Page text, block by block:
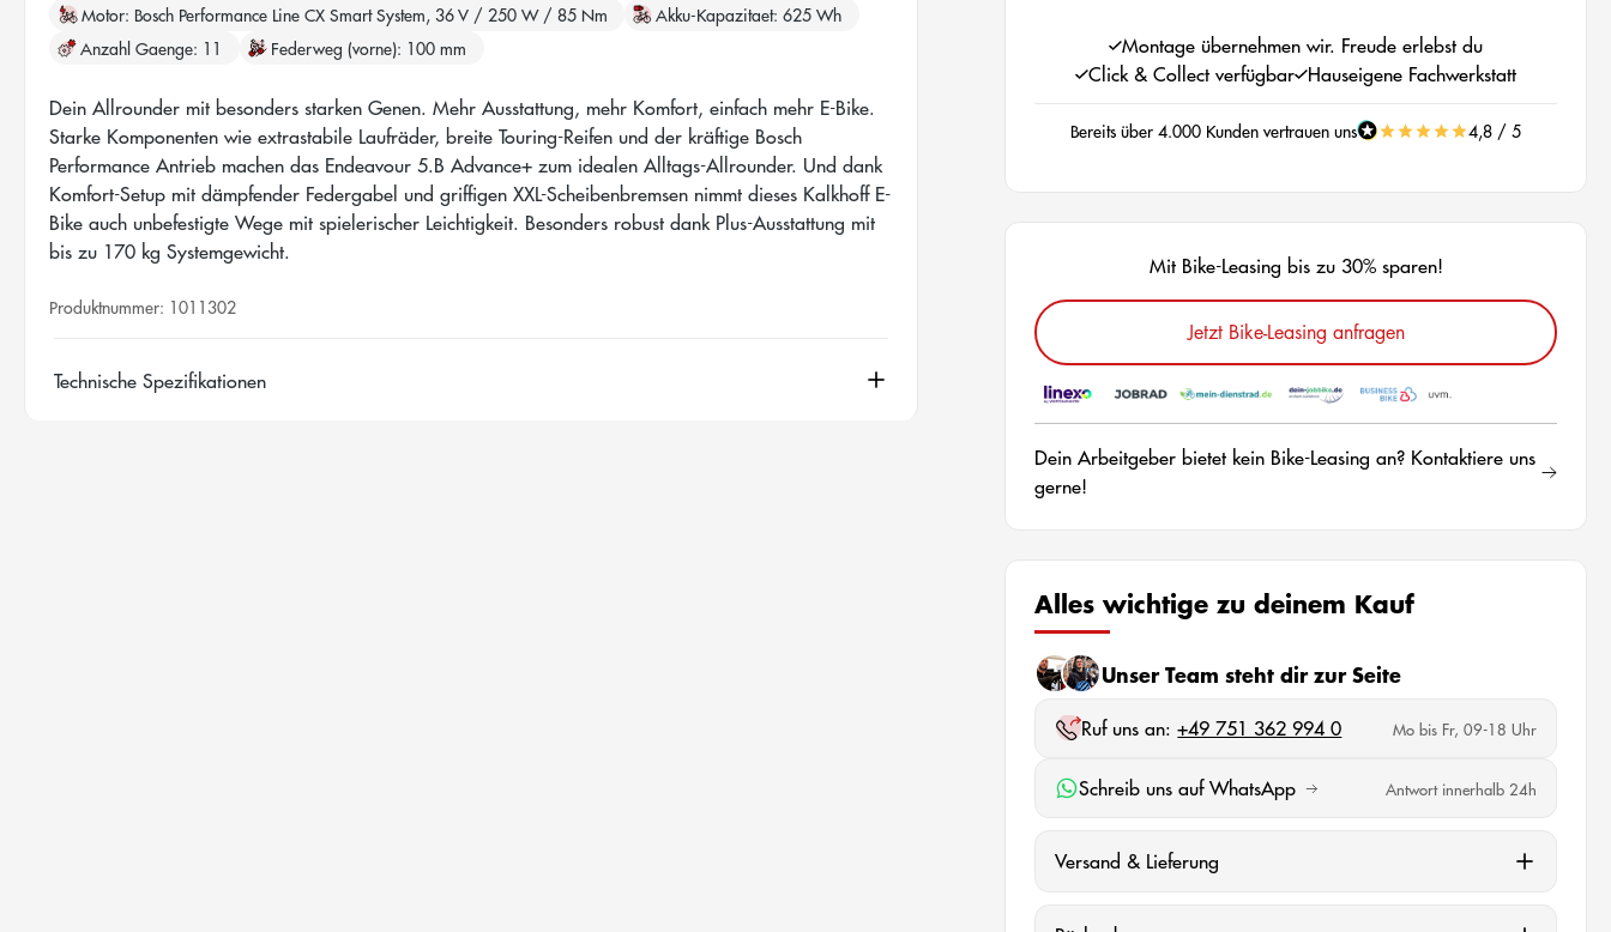
Montage übernehmen wir. Freude erlebst du
Click & Collect verfügbar Hauseigene Fachwerkstatt
Bereits über 4.000 Kunden vertrauen uns 4,8 / 5
Mit Bike-Leasing bis zu 30% sparen!
Jetzt Bike-Leasing anfragen
Dein Arbeitgeber bietet kein Bike-Leasing an? Kontaktiere uns
gerne!
Alles wichtige zu deinem Kauf
Unser Team steht dir zur Seite
Ruf uns an:+49 751 362 994 0 Mo bis Fr, 09-18 Uhr
Schreib uns auf WhatsApp Antwort innerhalb 24h
Versand & Lieferung
Motor Bosch Performance Line CX Smart System, 36 V / 250 W / 85 Nm Akku-Kapazitaet 625 Wh
Anzahl Gaenge 11 Federweg (vorne) 100 mm
Dein Allrounder mit besonders starken Genen. Mehr Ausstattung, mehr Komfort, einfach mehr E-Bike.
Starke Komponenten wie extrastabile Laufräder, breite Touring-Reifen und der kräftige Bosch
Performance Antrieb machen das Endeavour 5.B Advance+ zum idealen Alltags-Allrounder. Und dank
Komfort-Setup mit dämpfender Federgabel und griffigen XXL-Scheibenbremsen nimmt dieses Kalkhoff E-
Bike auch unbefestigte Wege mit spielerischer Leichtigkeit. Besonders robust dank Plus-Ausstattung mit
bis zu 170 kg Systemgewicht.
Produktnummer: 1011302
Technische Spezifikationen